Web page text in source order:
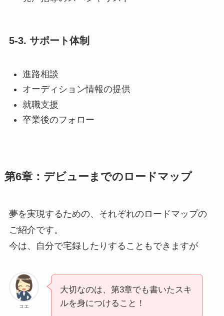
5-3. サポート体制
進路相談
オーディション情報の提供
就職支援
卒業後のフォロー
第6章：デビューまでのロードマップ
夢を実現するための、それぞれのロードマップの
ご紹介です。
今は、自分で宅録したりすることもできますが
コエ
大切なのは、第3章でも書いたスキ
ルを身につけること！